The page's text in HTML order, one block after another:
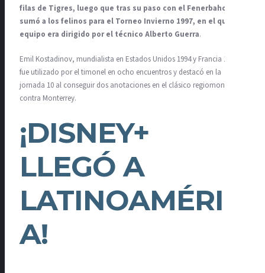
filas de Tigres, luego que tras su paso con el Fenerbahce se
sumó a los felinos para el Torneo Invierno 1997, en el que el
equipo era dirigido por el técnico Alberto Guerra.
Emil Kostadinov, mundialista en Estados Unidos 1994 y Francia 1998,
fue utilizado por el timonel en ocho encuentros y destacó en la
jornada 10 al conseguir dos anotaciones en el clásico regiomontano
contra Monterrey.
¡DISNEY+
LLEGÓ A
LATINOAMÉRIC
A!